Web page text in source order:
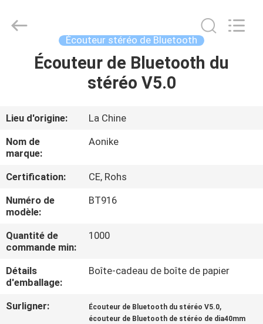
MAISON
AU
SUJET
DE
NOUS
VISITE
D'USINE
CONTRÔLE
DE
Electronics
Co,ltd.
Écouteur stéréo de Bluetooth
Écouteur de Bluetooth du
stéréo V5.0
Lieu d'origine:
La Chine
Nom de
marque:
Aonike
Certification:
CE, Rohs
Numéro de
modèle:
BT916
Quantité de
commande min:
1000
Détails
d'emballage:
Boîte-cadeau de boîte de papier
Surligner: Écouteur de Bluetooth du stéréo V5.0,
écouteur de Bluetooth de stéréo de dia40mm